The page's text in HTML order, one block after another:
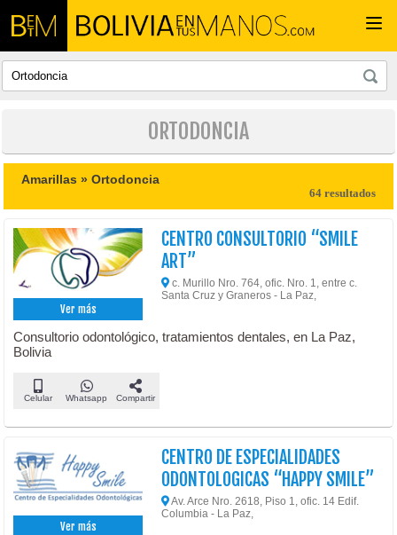
ORTODONCIA
Amarillas »Ortodoncia
64 resultados
Ver más
CENTRO CONSULTORIO “SMILE
ART”
c. Murillo Nro. 764, ofic. Nro. 1, entre c.
Santa Cruz y Graneros - La Paz,
Consultorio odontológico, tratamientos dentales, en La Paz,
Bolivia
Celular Whatsapp Compartir
Ver más
CENTRO DE ESPECIALIDADES
ODONTOLOGICAS “HAPPY SMILE”
Av. Arce Nro. 2618, Piso 1, ofic. 14 Edif.
Columbia - La Paz,